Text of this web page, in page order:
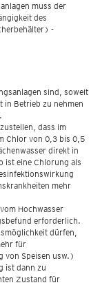
muss der
des
-
sind, soweit
in Betrieb zu nehmen
dass im
Chlor von 0,3 bis 0,5
direkt in
ist eine Chlorung als
mehr
Hochwasser
erforderlich.
dürfen,
für
von Speisen usw.)
ist dann zu
Zustand für